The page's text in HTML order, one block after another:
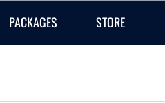
PACKAGES STORE